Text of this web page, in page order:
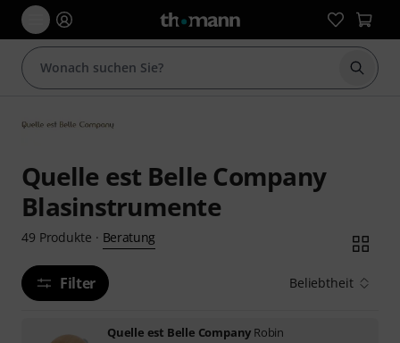
Suche
Quelle est Belle Company
Blasinstrumente
49 Produkte · Beratung
Filter Beliebtheit
Quelle est Belle Company Robin